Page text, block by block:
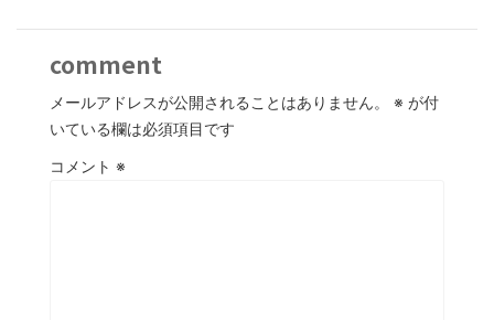
comment
メールアドレスが公開されることはありません。 ※ が付
いている欄は必須項目です
コメント ※